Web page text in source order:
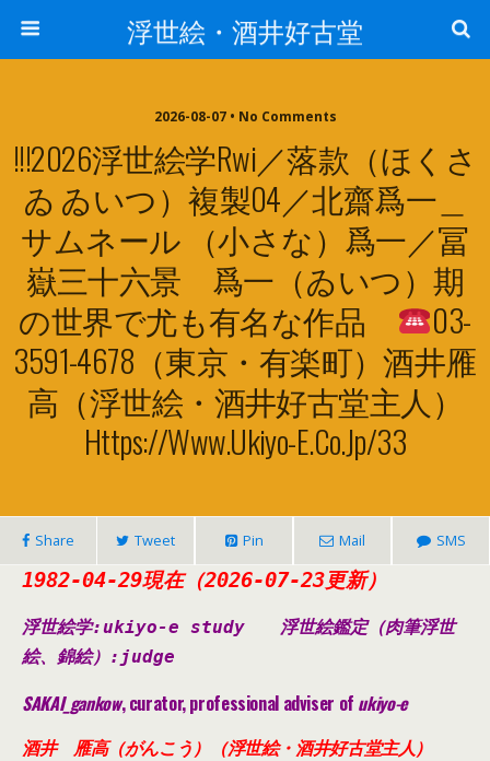
浮世絵・酒井好古堂
2026-08-07 • No Comments
!!!2026浮世絵学Rwi／落款（ほくさ
ゐ ゐいつ）複製04／北齋爲一＿
サムネール （小さな）爲一／冨
嶽三十六景 爲一（ゐいつ）期
の世界で尤も有名な作品
03-
3591-4678（東京・有楽町）酒井雁
高（浮世絵・酒井好古堂主人）
Https://www.ukiyo-E.co.jp/33
Share Tweet Pin Mail SMS
1982-04-29現在（2026-07-23更新）
浮世絵学:ukiyo-e study 浮世絵鑑定（肉筆浮世
絵、錦絵） :judge
SAKAI_gankow, curator, professional adviser of ukiyo-e
酒井 雁高（がんこう）（浮世絵・酒井好古堂主人）